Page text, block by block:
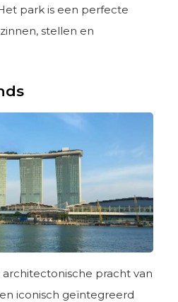
park is een perfecte
stellen en
pracht van
iconisch geïntegreerd